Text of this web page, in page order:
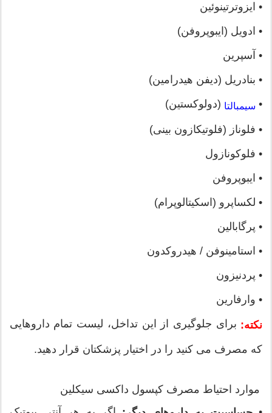
• ایزوترتینوئین
• ادویل (ایبوپروفن)
• آسپرین
• بنادریل (دیفن هیدرامین)
• سیمبالتا (دولوکستین)
• فلوناز (فلوتیکازون بینی)
• فلوکونازول
• ایبوپروفن
• لکساپرو (اسکیتالوپرام)
• پرگابالین
• استامینوفن / هیدروکدون
• پردنیزون
• وارفارین
نکته: برای جلوگیری از این تداخل، لیست تمام داروهایی
که مصرف می کنید را در اختیار پزشکتان قرار دهید.
موارد احتیاط مصرف کپسول داکسی سیکلین